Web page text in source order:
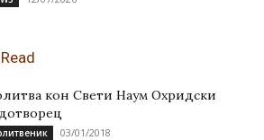
кон Свети Наум Охридски
03/01/2018